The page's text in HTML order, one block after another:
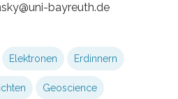
bayreuth.de
Elektronen Erdinnern
Geoscience